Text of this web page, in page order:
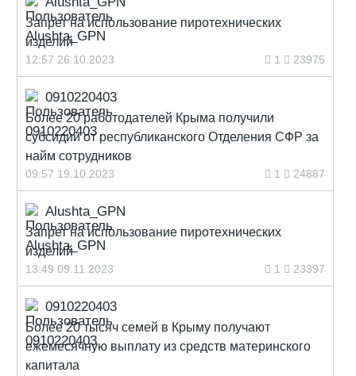
Запрет на использование пиротехнических
изделий
12:57 26.10.2023 1 23975
0910220403
Более 20 работодателей Крыма получили
субсидии от республиканского Отделения СФР за
найм сотрудников
09:57 19.10.2023 1 24887
Alushta_GPN
Запрет на использование пиротехнических
изделий
13:49 09.11.2023 1 23397
0910220403
Более 20 тысяч семей в Крыму получают
ежемесячную выплату из средств материнского
капитала